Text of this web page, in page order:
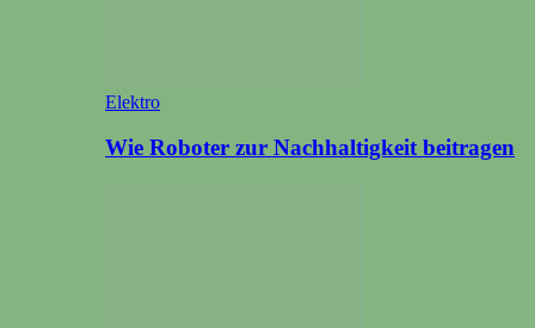
Elektro
Wie Roboter zur Nachhaltigkeit beitragen